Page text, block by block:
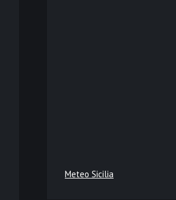
Meteo Sicilia